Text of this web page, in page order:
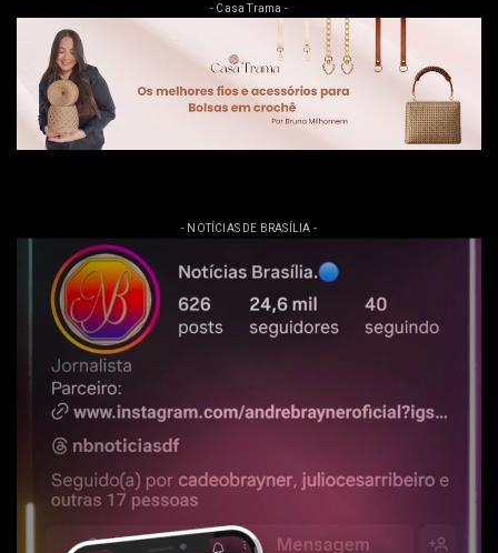
- Casa Trama -
- NOTÍCIAS DE BRASÍLIA -